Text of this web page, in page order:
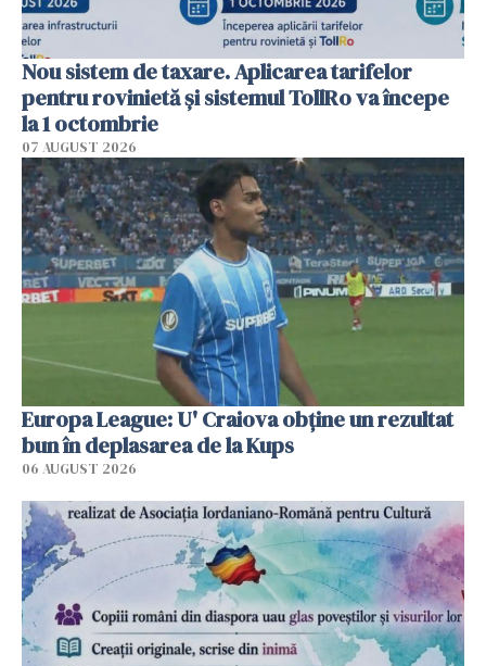
Nou sistem de taxare. Aplicarea tarifelor
pentru rovinietă şi sistemul TollRo va începe
la 1 octombrie
07 AUGUST 2026
Europa League: U' Craiova obține un rezultat
bun în deplasarea de la Kups
06 AUGUST 2026